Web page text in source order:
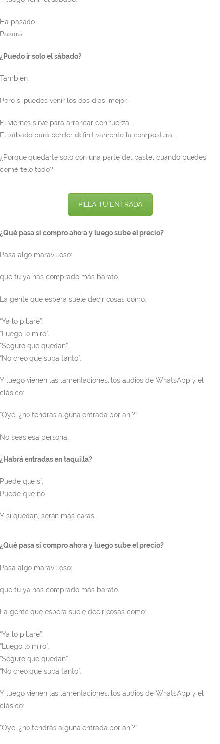
Ha pasado.
Pasará.
¿Puedo ir solo el sábado?
También.
Pero si puedes venir los dos días, mejor.
El viernes sirve para arrancar con fuerza.
El sábado para perder definitivamente la compostura.
¿Porque quedarte solo con una parte del pastel cuando puedes
comértelo todo?
PILLA TU ENTRADA
¿Qué pasa si compro ahora y luego sube el precio?
Pasa algo maravilloso:
que tú ya has comprado más barato.
La gente que espera suele decir cosas como:
“Ya lo pillaré”.
“Luego lo miro”.
“Seguro que quedan”.
“No creo que suba tanto”.
Y luego vienen las lamentaciones, los audios de WhatsApp y el
clásico:
“Oye, ¿no tendrás alguna entrada por ahí?”
No seas esa persona.
¿Habrá entradas en taquilla?
Puede que sí.
Puede que no.
Y si quedan, serán más caras.
¿Qué pasa si compro ahora y luego sube el precio?
Pasa algo maravilloso:
que tú ya has comprado más barato.
La gente que espera suele decir cosas como:
“Ya lo pillaré”.
“Luego lo miro”.
“Seguro que quedan”.
“No creo que suba tanto”.
Y luego vienen las lamentaciones, los audios de WhatsApp y el
clásico:
“Oye, ¿no tendrás alguna entrada por ahí?”